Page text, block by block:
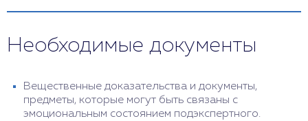
Необходимые документы
Вещественные доказательства и документы,
предметы, которые могут быть связаны с
эмоциональным состоянием подэкспертного.